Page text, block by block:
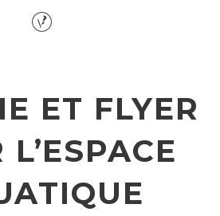
ET FLYER
L’ESPACE